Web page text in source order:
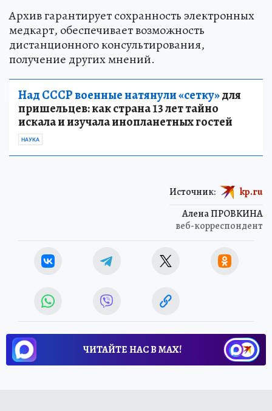
Архив гарантирует сохранность электронных
медкарт, обеспечивает возможность
дистанционного консультирования,
получение других мнений.
Над СССР военные натянули «сетку»для
пришельцев: как страна 13 лет тайно
искала и изучала инопланетных гостей
НАУКА
Алена ПРОВКИНА
веб-корреспондент
Источник: kp.ru
ЧИТАЙТЕ НАС В МАХ!